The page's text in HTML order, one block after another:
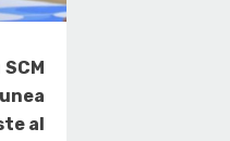
al